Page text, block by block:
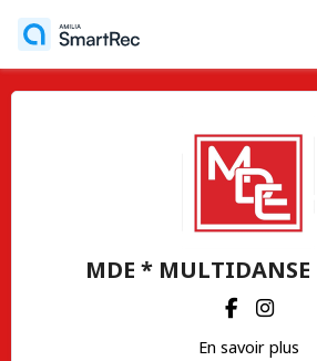
MDE * MULTIDANSE
En savoir plus